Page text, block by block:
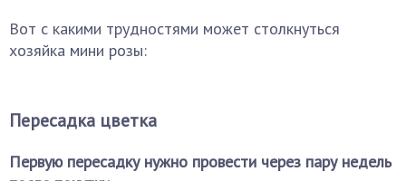
Вот с какими трудностями может столкнуться
хозяйка мини розы:
Пересадка цветка
Первую пересадку нужно провести через пару недель